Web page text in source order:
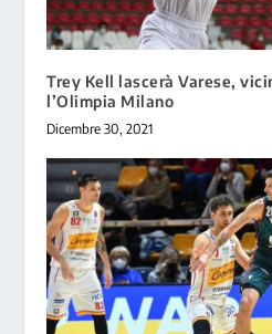
Trey Kell lascerà Varese,
l’Olimpia Milano
Dicembre 30, 2021